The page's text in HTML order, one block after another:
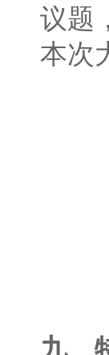
议题
本次